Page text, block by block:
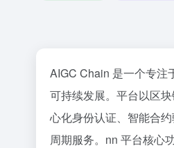
AIGC Chain 是一个专注
可持续发展。平台以区
心化身份认证、智能合
周期服务。nn 平台核心